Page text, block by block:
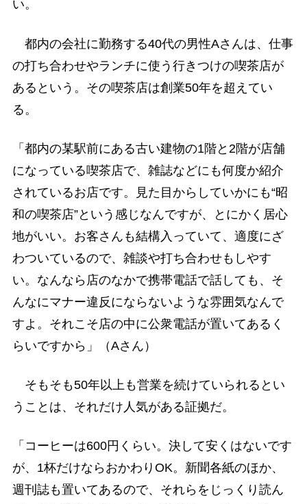
い。
都内の会社に勤務する40代の男性Aさんは、仕事
の打ち合わせやランチに使う行きつけの喫茶店が
あるという。その喫茶店は創業50年を超えてい
る。
「都内の某駅前にある古い建物の1階と2階が店舗
になっている喫茶店で、雑誌などにも何度か紹介
されているお店です。見た目からしていかにも“昭
和の喫茶店”という感じなんですが、とにかく居心
地がいい。お客さんも結構入っていて、適度にざ
わついているので、雑談や打ち合わせもしやす
い。なんなら店のなかで携帯電話で話しても、そ
んなにマナー違反にならないような雰囲気なんで
すよ。それこそ店の中に公衆電話が置いてあるく
らいですから」（Aさん）
そもそも50年以上も営業を続けていられるとい
うことは、それだけ人気がある証拠だ。
「コーヒーは600円くらい。決して安くはないです
が、1杯だけならおかわりOK。新聞各紙のほか、
週刊誌も置いてあるので、それらをじっくり読ん